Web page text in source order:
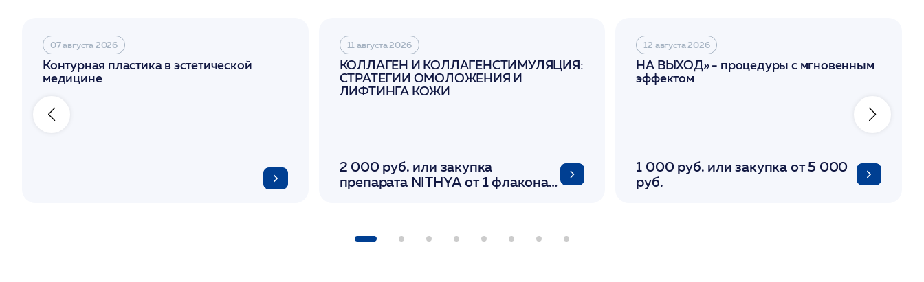
07 августа 2026
Контурная пластика в эстетической
медицине
11 августа 2026
КОЛЛАГЕН И КОЛЛАГЕНСТИМУЛЯЦИЯ:
СТРАТЕГИИ ОМОЛОЖЕНИЯ И
ЛИФТИНГА КОЖИ
2 000 руб. или закупка
препарата NITHYA от 1 флакона/
день семинара
12 августа 2026
НА ВЫХОД» - процедуры с мгновенным
эффектом
1 000 руб. или закупка от 5 000
руб.